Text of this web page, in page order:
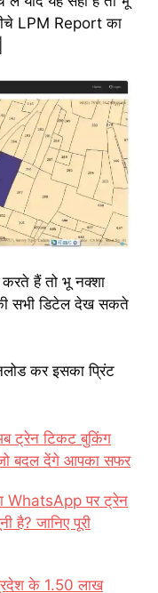
LPM Report का
हैं तो भू नक्शा
सभी डिटेल देख सकते
कर इसका प्रिंट
ट्रेन टिकट बुकिंग
बदल देंगे आपका सफर
WhatsApp पर ट्रेन
है? जानिए पूरी
के 1.50 लाख